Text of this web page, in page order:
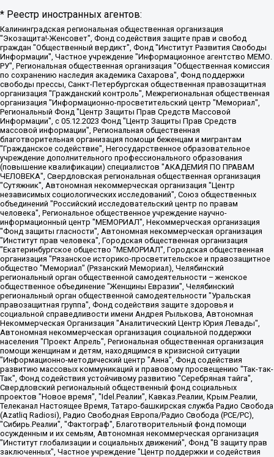
* Реестр иностранных агентов:
Калининградская региональная общественная организация "Экозащита!-Женсовет", Фонд содействия защите прав и свобод граждан "Общественный вердикт", Фонд "Институт Развития Свободы Информации", Частное учреждение "Информационное агентство МЕМО. РУ", Региональная общественная организация "Общественная комиссия по сохранению наследия академика Сахарова", Фонд поддержки свободы прессы, Санкт-Петербургская общественная правозащитная организация "Гражданский контроль", Межрегиональная общественная организация "Информационно-просветительский центр "Мемориал", Региональный Фонд "Центр Защиты Прав Средств Массовой Информации", с 05.12.2023 Фонд "Центр Защиты Прав Средств массовой информации", Региональная общественная благотворительная организация помощи беженцам и мигрантам "Гражданское содействие", Негосударственное образовательное учреждение дополнительного профессионального образования (повышение квалификации) специалистов "АКАДЕМИЯ ПО ПРАВАМ ЧЕЛОВЕКА", Свердловская региональная общественная организация "Сутяжник", Автономная некоммерческая организация "Центр независимых социологических исследований", Союз общественных объединений "Российский исследовательский центр по правам человека", Региональное общественное учреждение научно-информационный центр "МЕМОРИАЛ", Некоммерческая организация "Фонд защиты гласности", Автономная некоммерческая организация "Институт прав человека", Городская общественная организация "Екатеринбургское общество "МЕМОРИАЛ", Городская общественная организация "Рязанское историко-просветительское и правозащитное общество "Мемориал" (Рязанский Мемориал), Челябинский региональный орган общественной самодеятельности – женское общественное объединение "Женщины Евразии", Челябинский региональный орган общественной самодеятельности "Уральская правозащитная группа", Фонд содействия защите здоровья и социальной справедливости имени Андрея Рылькова, Автономная Некоммерческая Организация "Аналитический Центр Юрия Левады", Автономная некоммерческая организация социальной поддержки населения "Проект Апрель", Региональная общественная организация помощи женщинам и детям, находящимся в кризисной ситуации "Информационно-методический центр "Анна", Фонд содействия развитию массовых коммуникаций и правовому просвещению "Так-так-Так", Фонд содействия устойчивому развитию "Серебряная тайга", Свердловский региональный общественный фонд социальных проектов "Новое время", "Idel.Реалии", Кавказ.Реалии, Крым.Реалии, Телеканал Настоящее Время, Татаро-башкирская служба Радио Свобода (Azatliq Radiosi), Радио Свободная Европа/Радио Свобода (PCE/PC), "Сибирь.Реалии", "Фактограф", Благотворительный фонд помощи осужденным и их семьям, Автономная некоммерческая организация "Институт глобализации и социальных движений", Фонд "В защиту прав заключенных", Частное учреждение "Центр поддержки и содействия развитию средств массовой информации", Пензенский региональный общественный благотворительный фонд "Гражданский союз", "Север.Реалии", Некоммерческая организация Фонд "Правовая инициатива", Общество с ограниченной ответственностью "Радио Свободная Европа/Радио Свобода", Чешское информационное агентство "MEDIUM-ORIENT", Красноярская региональная общественная организация "Мы против СПИДа", Камалягин Денис Николаевич, Маркелов Сергей Евгеньевич, Пономарев Лев Александрович, Савицкая Людмила Алексеевна, Автономная некоммерческая организация "Центр по работе с проблемой насилия "НАСИЛИЮ.НЕТ", Межрегиональный профессиональный союз работников здравоохранения "Альянс врачей", Юридическое лицо, зарегистрированное в Латвийской Республике, SIA "Medusa Project" (регистрационный номер 40103797863, дата регистрации 10.06.2014), Некоммерческая организация "Фонд по борьбе с коррупцией", Автономная некоммерческая организация "Институт права и публичной политики", Баданин Роман Сергеевич, Гликин Максим Александрович, Железнова Мария Михайловна, Лукьянова Юлия Сергеевна, Маетная Елизавета Витальевна, Маняхин Петр Борисович, Чуракова Ольга Владимировна, Ярош Юлия Петровна, Юридическое лицо "The Insider SIA", зарегистрированное в Риге, Латвийская Республика (дата регистрации 26.06.2015), являющееся администратором доменного имени интернет-издания "The Insider SIA", https://theins.ru, Постернак Алексей Евгеньевич, Рубин Михаил Аркадьевич, Анин Роман Александрович, Юридическое лицо Istories fonds, зарегистрированное в Латвийской Республике (регистрационный номер 50008295751, дата регистрации 24.02.2020), Великовский Дмитрий Александрович, Долинина Ирина Николаевна, Мароховская Алеся Алексеевна, Шлейнов Роман Юрьевич, Шмагун Олеся Валентиновна, Общество с ограниченной ответственностью "Альтаир 2021", Общество с ограниченной ответственностью "Вега 2021", Общество с ограниченной ответственностью "Главный редактор 2021", Общество с ограниченной ответственностью "Ромашки монолит", Важенков Артем Валерьевич, Ивановская областная общественная организация "Центр гендерных исследований", Гурман Юрий Альбертович, Медиапроект "ОВД-Инфо", Егоров Владимир Владимирович, Жилинский Владимир Александрович, Общество с ограниченной ответственностью "ЗП", Иванова София Юрьевна, Карезина Инна Павловна, Кильтау Екатерина Викторовна, Петров Алексей Викторович, Пискунов Сергей Евгеньевич, Смирнов Сергей Сергеевич, Тихонов Михаил Сергеевич, Общество с ограниченной ответственностью "ЖУРНАЛИСТ-ИНОСТРАННЫЙ АГЕНТ", Арапова Галина Юрьевна, Вольтская Татьяна Анатольевна, Американская компания "Mason G.E.S. Anonymous Foundation" (США), являющаяся владельцем интернет-издания https://mnews.world/, Компания "Stichting Bellingcat", зарегистрированная в Нидерландах (дата регистрации 11.07.2018), Захаров Андрей Вячеславович, Клепиковская Екатерина Дмитриевна, Общество с ограниченной ответственностью "МЕМО", Перл Роман Александрович, Симонов Евгений Алексеевич, Соловьева Елена Анатольевна, Сотников Даниил Владимирович, Сурначева Елизавета Дмитриевна, Автономная некоммерческая организация по защите прав человека и информированию населения "Якутия – Наше Мнение", Общество с ограниченной ответственностью "Москоу диджитал медиа", с 26.01.2023 Общество с ограниченной ответственностью "Чайка Белые сады", Ветошкина Валерия Валерьевна, Заговора Максим Александрович, Межрегиональное общественное движение "Российская ЛГБТ - сеть", Оленичев Максим Владимирович, Павлов Иван Юрьевич, Скворцова Елена Сергеевна, Общество с ограниченной ответственностью "Как бы инагент", Кочетков Игорь Викторович, Общество с ограниченной ответственностью "Честные выборы", Еланчик Олег Александрович, Общество с ограниченной ответственностью "Нобелевский призыв", Гималова Регина Эмилевна, Григорьев Андрей Валерьевич, Григорьева Алина Александровна, Ассоциация по содействию защите прав призывников, альтернативнослужащих и военнослужащих "Правозащитная группа "Гражданин.Армия.Право", Хисамова Регина Фаритовна, Автономная некоммерческая организация по реализации социально-правовых программ "Лилит", Дальневосточное общественное движение "Маяк", Санкт-Петербургская ЛГБТ-инициативная группа "Выход", Инициативная группа ЛГБТ+ "Реверс", Алексеев Андрей Викторович, Бекбулатова Таисия Львовна, Беляев Иван Михайлович, Владыкина Елена Сергеевна, Гельман Марат Александрович, Никульшина Вероника Юрьевна, Толоконникова Надежда Андреевна, Шендерович Виктор Анатольевич, Общество с ограниченной ответственностью "Данное сообщение", Общество с ограниченной ответственностью Издательский дом "Новая глава", Айнбиндер Александра Александровна, Московский комьюнити-центр для ЛГБТ+инициатив, Благотворительный фонд развития филантропии, Deutsche Welle (Германия, Kurt-Schumacher-Strasse 3, 53113 Bonn), Борзунова Мария Михайловна, Воробьев Виктор Викторович, Голубева Анна Львовна, Константинова Алла Михайловна, Малкова Ирина Владимировна, Мурадов Мурад Абдулгалимович, Осетинская Елизавета Николаевна, Понасенков Евгений Николаевич, Ганапольский Матвей Юрьевич, Киселев Евгений Алексеевич, Борухович Ирина Григорьевна, Дремин Иван Тимофеевич, Дубровский Дмитрий Викторович, Красноярская региональная общественная организация поддержки и развития альтернативных образовательных технологий и межкультурных коммуникаций "ИНТЕРРА", Маяковская Екатерина Алексеевна, Фейгин Марк Захарович, Филимонов Андрей Викторович, Дзугкоева Регина Николаевна, Доброхотов Роман Александрович, Дудь Юрий Александрович, Елкин Сергей Владимирович, Кругликов Кирилл Игоревич, Сабунаева Мария Леонидовна, Семенов Алексей Владимирович, Шаинян Карен Багратович, Шульман Екатерина Михайловна, Асафьев Артур Валерьевич, Вахштайн Виктор Семенович, Венедиктов Алексей Алексеевич, Лушникова Екатерина Евгеньевна, Волков Леонид Михайлович, Невзоров Александр Глебович, Пархоменко Сергей Борисович, Сироткин Ярослав Николаевич, Кара-Мурза Владимир Владимирович, Баранова Наталья Владимировна, Гозман Леонид Яковлевич, Кагарлицкий Борис Юльевич, Климарев Михаил Валерьевич, Милов Владимир Станиславович, Автономная некоммерческая организация Краснодарский центр современного искусства "Типография", Моргенштерн Алишер Тагирович, Соболь Любовь Эдуардовна, Общество с ограниченной ответственностью "ЛИЗА НОРМ", Каспаров Гарри Кимович, Ходорковский Михаил Борисович, Общество с ограниченной ответственностью "Апрельские тезисы", Данилович Ирина Брониславовна, Кашин Олег Владимирович, Петров Николай Владимирович, Пивоваров Алексей Владимирович, Соколов Михаил Владимирович, Цветкова Юлия Владимировна, Чичваркин Евгений Александрович, Комитет против пыток/Команда против пыток, Общество с ограниченной ответственностью "Первый научный", Общество с ограниченной ответственностью "Вертолет и ко", Белоцерковская Вероника Борисовна, Кац Максим Евгеньевич, Лазарева Татьяна Юрьевна, Шаведдинов Руслан Табризович, Яшин Илья Валерьевич, Общество с ограниченной ответственностью "Иноагент ААВ", Алешковский Дмитрий Петрович, Альбац Евгения Марковна, Быков Дмитрий Львович, Галямина Юлия Евгеньевна, Лойко Сергей Леонидович, Мартынов Кирилл Константинович, Медведев Сергей Александрович, Крашенинников Федор Геннадиевич, Гордеева Катерина Вл